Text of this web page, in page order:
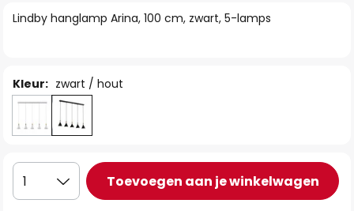
de
Lindby hanglamp Arina, 100 cm, zwart, 5-lamps
Kleur: zwart / hout
1 Toevoegen aan je winkelwagen